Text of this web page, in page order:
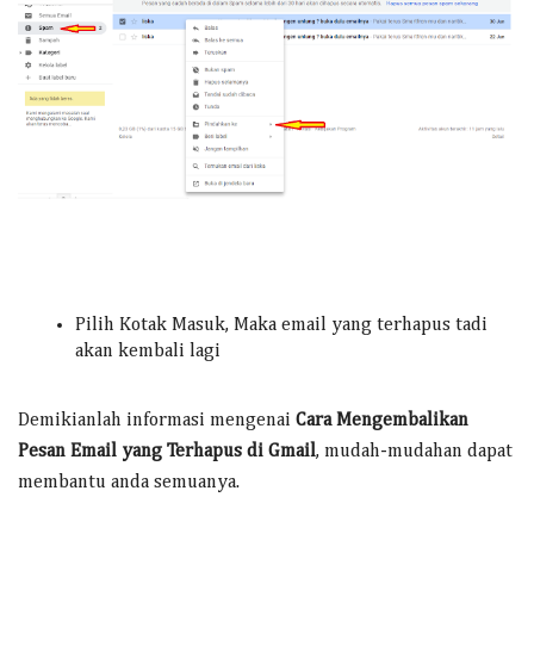
Pilih Kotak Masuk, Maka email yang terhapus tadi
akan kembali lagi
Demikianlah informasi mengenai Cara Mengembalikan
Pesan Email yang Terhapus di Gmail, mudah-mudahan dapat
membantu anda semuanya.